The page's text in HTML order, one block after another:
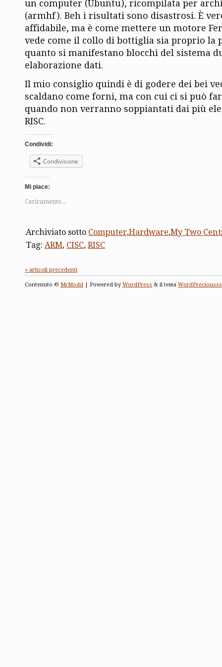
un computer (Ubuntu), ricompilata per
(armhf). Beh i risultati sono disastrosi. È
affidabile, ma è come mettere un motore
vede come il collo di bottiglia sia proprio la
quanto si manifestano blocchi del sistema
elaborazione dati.
Il mio consiglio quindi è di godere dei bei
scaldano come forni, ma con cui ci si può
quando non verranno soppiantati dai più
RISC.
Condividi:
Condivisione
Mi piace:
Caricamento...
Archiviato sotto Computer,Hardware,My Two
Tag: ARM, CISC, RISC
« articoli precedenti
Contenuto © MrModd | Powered byWordPress & il tema WordPreciousss